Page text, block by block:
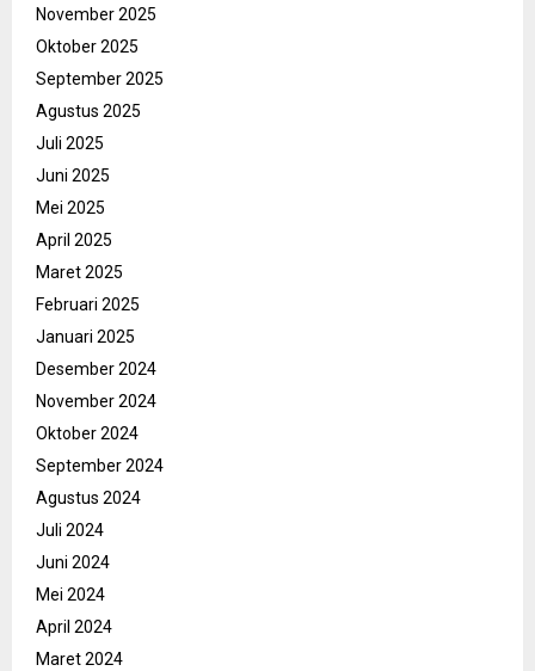
November 2025
Oktober 2025
September 2025
Agustus 2025
Juli 2025
Juni 2025
Mei 2025
April 2025
Maret 2025
Februari 2025
Januari 2025
Desember 2024
November 2024
Oktober 2024
September 2024
Agustus 2024
Juli 2024
Juni 2024
Mei 2024
April 2024
Maret 2024